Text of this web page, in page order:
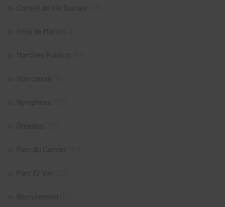
Conseil de Vie Sociale
Infos de Marion
Marchés Publics
Non classé
Nymphéas
Oréades
Parc du Carmel
Parc Er Vor
Recrutement